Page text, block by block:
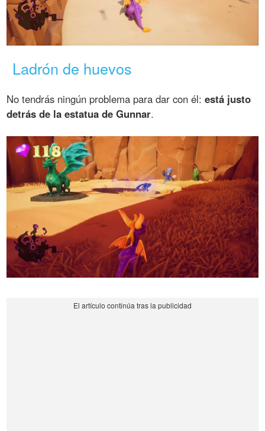
Ladrón de huevos
No tendrás ningún problema para dar con él:está justo
detrás de la estatua de Gunnar.